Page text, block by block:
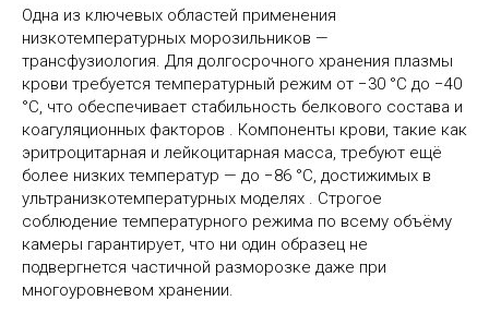
Одна из ключевых областей применения
низкотемпературных морозильников —
трансфузиология. Для долгосрочного хранения плазмы
крови требуется температурный режим от −30 °C до −40
°C, что обеспечивает стабильность белкового состава и
коагуляционных факторов . Компоненты крови, такие как
эритроцитарная и лейкоцитарная масса, требуют ещё
более низких температур — до −86 °C, достижимых в
ультранизкотемпературных моделях . Строгое
соблюдение температурного режима по всему объёму
камеры гарантирует, что ни один образец не
подвергнется частичной разморозке даже при
многоуровневом хранении.